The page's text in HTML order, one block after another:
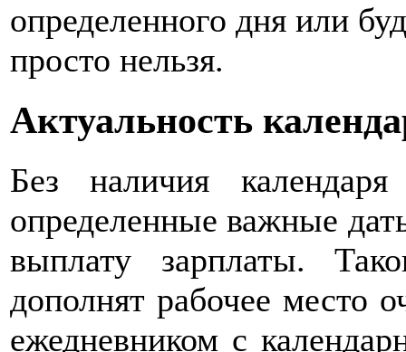
определенного дня или
просто нельзя.
Актуальность
Без наличия
определенные важные
выплату зарплаты.
дополнят рабочее место
ежедневником с